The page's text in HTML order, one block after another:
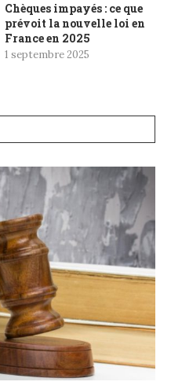
Chèques impayés : ce que
prévoit la nouvelle loi en
France en 2025
1 septembre 2025